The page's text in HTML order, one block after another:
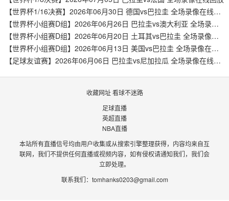
【世界杯1/16决赛】2026年06月30日 德国vs巴拉圭 全场录像在线回放
【世界杯小组赛D组】2026年06月26日 巴拉圭vs澳大利亚 全场录像在线回放
【世界杯小组赛D组】2026年06月20日 土耳其vs巴拉圭 全场录像在线回放
【世界杯小组赛D组】2026年06月13日 美国vs巴拉圭 全场录像在线回放
【足球友谊赛】2026年06月06日 巴拉圭vs尼加拉瓜 全场录像在线回放
收藏网址 看球不迷路
足球直播
英超直播
NBA直播
本站所有直播信号均由用户收集或从搜索引擎整理获得，内容均来自互
联网，我们不提供任何直播或视频内容，如有侵权请通知我们，我们会
立即处理。
联系我们： tomhanks0203@gmail.com